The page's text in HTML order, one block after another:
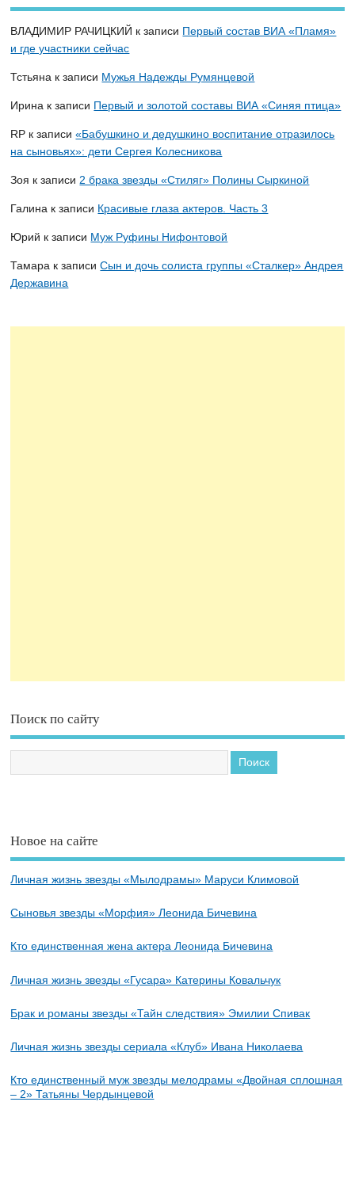
ВЛАДИМИР РАЧИЦКИЙ к записи Первый состав ВИА «Пламя»
и где участники сейчас
Тстьяна к записи Мужья Надежды Румянцевой
Ирина к записи Первый и золотой составы ВИА «Синяя птица»
RP к записи«Бабушкино и дедушкино воспитание отразилось
на сыновьях»: дети Сергея Колесникова
Зоя к записи2 брака звезды «Стиляг» Полины Сыркиной
Галина к записи Красивые глаза актеров. Часть 3
Юрий к записи Муж Руфины Нифонтовой
Тамара к записиСын и дочь солиста группы «Сталкер» Андрея
Державина
Поиск по сайту
Новое на сайте
Личная жизнь звезды «Мылодрамы» Маруси Климовой
Сыновья звезды «Морфия» Леонида Бичевина
Кто единственная жена актера Леонида Бичевина
Личная жизнь звезды «Гусара» Катерины Ковальчук
Брак и романы звезды «Тайн следствия» Эмилии Спивак
Личная жизнь звезды сериала «Клуб» Ивана Николаева
Кто единственный муж звезды мелодрамы «Двойная сплошная
– 2» Татьяны Чердынцевой